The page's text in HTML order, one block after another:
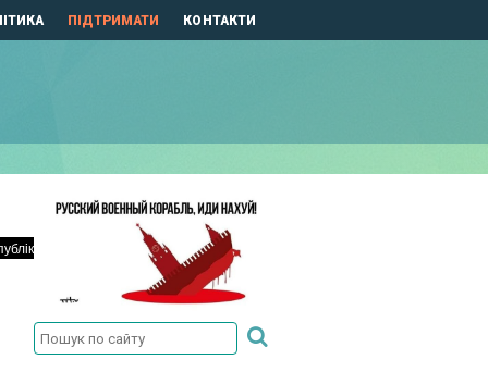
ПІДТРИМАТИ КОНТАКТИ